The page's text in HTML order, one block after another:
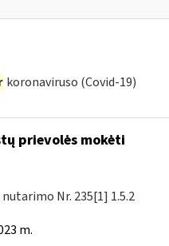
koronaviruso (Covid-19)
prievolės mokėti
Nr. 235[1] 1.5.2
m.